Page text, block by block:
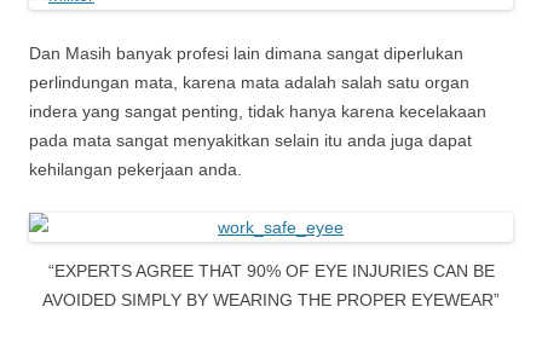
Dan Masih banyak profesi lain dimana sangat diperlukan
perlindungan mata, karena mata adalah salah satu organ
indera yang sangat penting, tidak hanya karena kecelakaan
pada mata sangat menyakitkan selain itu anda juga dapat
kehilangan pekerjaan anda.
“EXPERTS AGREE THAT 90% OF EYE INJURIES CAN BE
AVOIDED SIMPLY BY WEARING THE PROPER EYEWEAR”